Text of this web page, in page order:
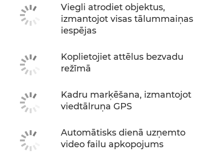
Viegli atrodiet objektus,
izmantojot visas tālummaiņas
iespējas
Koplietojiet attēlus bezvadu
režīmā
Kadru marķēšana, izmantojot
viedtālruņa GPS
Automātisks dienā uzņemto
video failu apkopojums